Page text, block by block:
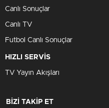
Canlı Sonuçlar
Canlı TV
Futbol Canlı Sonuçlar
HIZLI SERVİS
TV Yayın Akışları
BİZİ TAKİP ET